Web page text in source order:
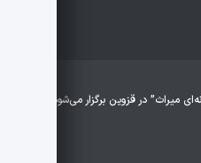
میراث” در قزوین برگزار می‌شود؟